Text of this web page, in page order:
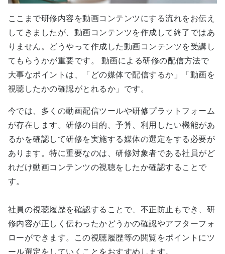
ここまで研修内容を動画コンテンツにする流れをお伝え
してきましたが、動画コンテンツを作成して終了ではあ
りません。どうやって作成した動画コンテンツを受講し
てもらうかが重要です。 動画による研修の配信方法で
大事なポイントは、「どの媒体で配信するか」「動画を
視聴したかの確認がとれるか」です。
今では、多くの動画配信ツールや研修プラットフォーム
が存在します。研修の目的、予算、利用したい機能があ
るかを確認して研修を実施する媒体の選定をする必要が
あります。特に重要なのは、研修対象者である社員がど
れだけ動画コンテンツの視聴をしたか確認することで
す。
社員の視聴履歴を確認することで、不正防止もでき、研
修内容が正しく伝わったかどうかの確認やアフターフォ
ローができます。この視聴履歴等の閲覧をポイントにツ
ール選定をしていくことをおすすめします。